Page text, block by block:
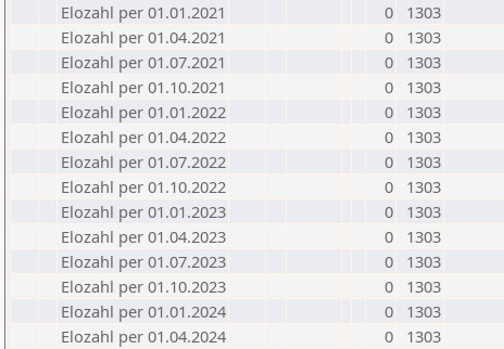
Elozahl per 01.01.2021
0
1303
Elozahl per 01.04.2021
0
1303
Elozahl per 01.07.2021
0
1303
Elozahl per 01.10.2021
0
1303
Elozahl per 01.01.2022
0
1303
Elozahl per 01.04.2022
0
1303
Elozahl per 01.07.2022
0
1303
Elozahl per 01.10.2022
0
1303
Elozahl per 01.01.2023
0
1303
Elozahl per 01.04.2023
0
1303
Elozahl per 01.07.2023
0
1303
Elozahl per 01.10.2023
0
1303
Elozahl per 01.01.2024
0
1303
Elozahl per 01.04.2024
0 1303